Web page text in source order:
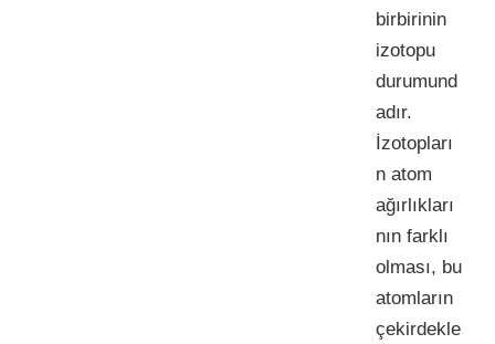
birbirinin
izotopu
durumund
adır.
İzotopları
n atom
ağırlıkları
nın farklı
olması, bu
atomların
çekirdekle